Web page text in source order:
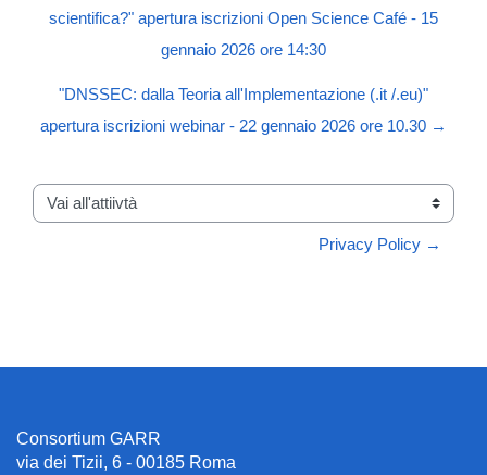
scientifica?" apertura iscrizioni Open Science Café - 15
gennaio 2026 ore 14:30
"DNSSEC: dalla Teoria all'Implementazione (.it /.eu)"
apertura iscrizioni webinar - 22 gennaio 2026 ore 10.30 →
Vai all'attiivtà
Privacy Policy →
Consortium GARR
via dei Tizii, 6 - 00185 Roma